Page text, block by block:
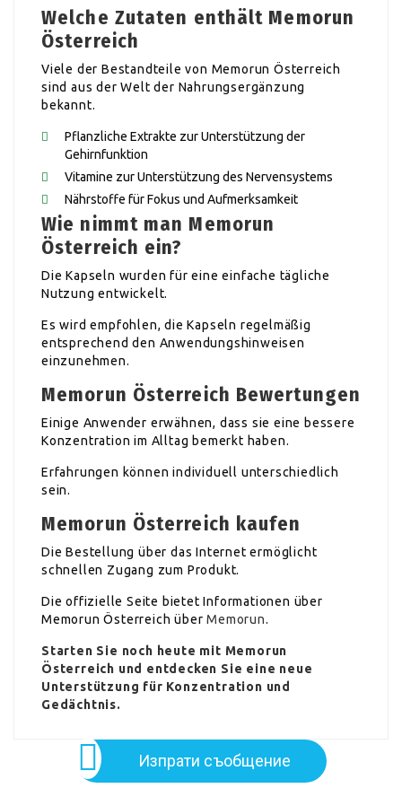
Welche Zutaten enthält Memorun
Österreich
Viele der Bestandteile von Memorun Österreich
sind aus der Welt der Nahrungsergänzung
bekannt.
Pflanzliche Extrakte zur Unterstützung der
Gehirnfunktion
Vitamine zur Unterstützung des Nervensystems
Nährstoffe für Fokus und Aufmerksamkeit
Wie nimmt man Memorun
Österreich ein?
Die Kapseln wurden für eine einfache tägliche
Nutzung entwickelt.
Es wird empfohlen, die Kapseln regelmäßig
entsprechend den Anwendungshinweisen
einzunehmen.
Memorun Österreich Bewertungen
Einige Anwender erwähnen, dass sie eine bessere
Konzentration im Alltag bemerkt haben.
Erfahrungen können individuell unterschiedlich
sein.
Memorun Österreich kaufen
Die Bestellung über das Internet ermöglicht
schnellen Zugang zum Produkt.
Die offizielle Seite bietet Informationen über
Memorun Österreich überMemorun.
Starten Sie noch heute mit Memorun
Österreich und entdecken Sie eine neue
Unterstützung für Konzentration und
Gedächtnis.
Изпрати съобщение